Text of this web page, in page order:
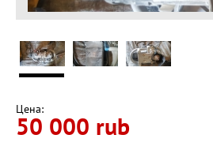
Цена:
50 000 rub